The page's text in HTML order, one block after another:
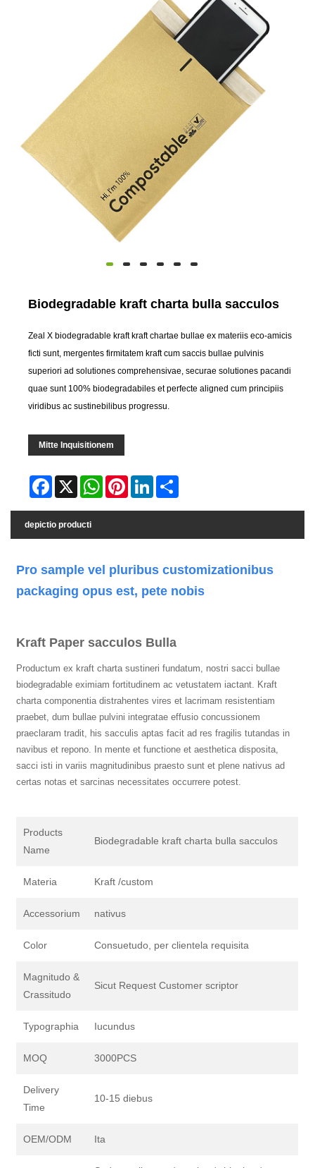
Biodegradable kraft charta bulla sacculos
Zeal X biodegradable kraft kraft chartae bullae ex materiis eco-amicis
ficti sunt, mergentes firmitatem kraft cum saccis bullae pulvinis
superiori ad solutiones comprehensivae, securae solutiones pacandi
quae sunt 100% biodegradabiles et perfecte aligned cum principiis
viridibus ac sustinebilibus progressu.
Mitte Inquisitionem
Facebook
X WhatsAppPinterestLinkedIn
depictio producti
Pro sample vel pluribus customizationibus
packaging opus est, pete nobis
Kraft Paper sacculos Bulla
Productum ex kraft charta sustineri fundatum, nostri sacci bullae
biodegradable eximiam fortitudinem ac vetustatem iactant. Kraft
charta componentia distrahentes vires et lacrimam resistentiam
praebet, dum bullae pulvini integratae effusio concussionem
praeclaram tradit, his sacculis aptas facit ad res fragilis tutandas in
navibus et repono. In mente et functione et aesthetica disposita,
sacci isti in variis magnitudinibus praesto sunt et plene nativus ad
certas notas et sarcinas necessitates occurrere potest.
Products
Name
Biodegradable kraft charta bulla sacculos
Materia Kraft /custom
Accessorium nativus
Color Consuetudo, per clientela requisita
Magnitudo &
Crassitudo
Sicut Request Customer scriptor
Typographia Iucundus
MOQ 3000PCS
Delivery
Time
10-15 diebus
OEM/ODM Ita